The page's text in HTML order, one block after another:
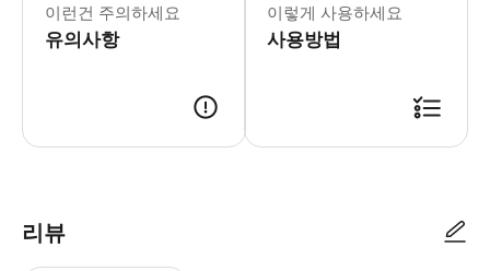
이런건 주의하세요
유의사항
이렇게 사용하세요
사용방법
리뷰